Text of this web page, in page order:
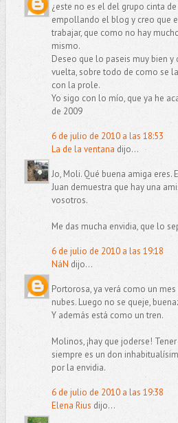
¿este no es el del grupo cinta
empollando el blog y creo que
trabajar, que como no hay
mismo.
Deseo que lo paseis muy bien y
vuelta, sobre todo de como se
con la prole.
Yo sigo con lo mío, que ya he
de 2009
6 de julio de 2010 a las 18:53
La de la ventana dijo...
Jo, Moli. Qué buena amiga eres.
Juan demuestra que hay una
vosotros.
Me das mucha envidia, que lo
6 de julio de 2010 a las 19:18
NáN dijo...
Portorosa, ya verá como un
nubes. Luego no se queje,
Y además está como un tren.
Molinos, ¡hay que joderse!
siempre es un don
por la envidia.
6 de julio de 2010 a las 19:38
Elena Rius dijo...